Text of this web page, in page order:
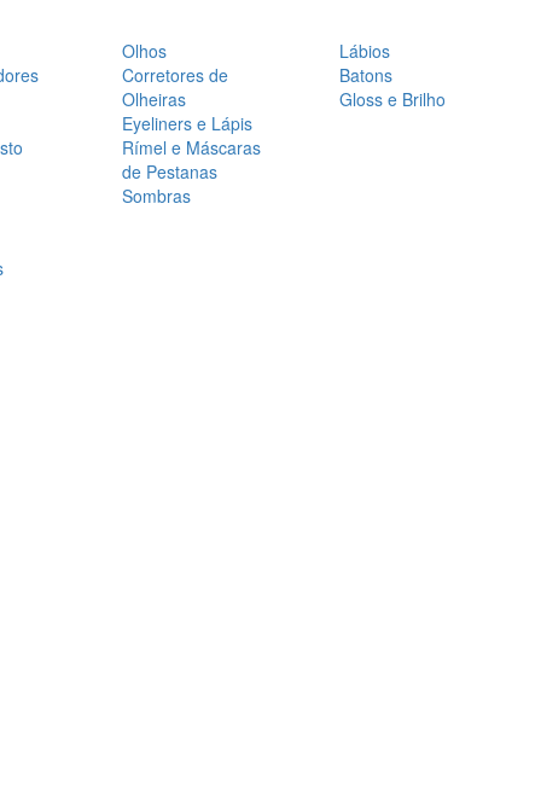
Olhos
Corretores de
Olheiras
Eyeliners e Lápis
Rímel e Máscaras
de Pestanas
Sombras
Lábios
Batons
Gloss e Brilho